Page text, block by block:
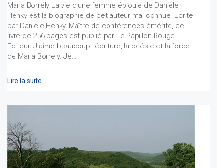
Maria Borrély La vie d'une femme éblouie de Danièle
Henky est la biographie de cet auteur mal connue. Ecrite
par Danièle Henky, Maître de conférences émérite, ce
livre de 256 pages est publié par Le Papillon Rouge
Editeur. J'aime beaucoup l'écriture, la poésie et la force
de Maria Borrely. Je…
Lire la suite …